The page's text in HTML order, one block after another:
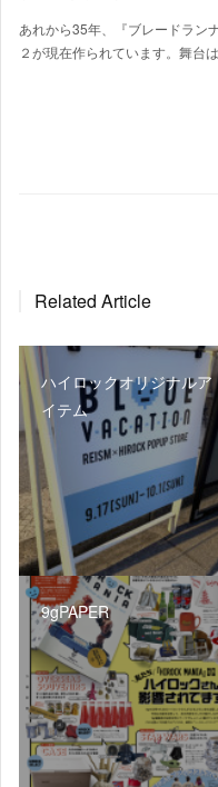
あれから35年、『ブレードラン
２が現在作られています。舞台
Related Article
ハイロックオリジナルア
イテム
9gPAPER